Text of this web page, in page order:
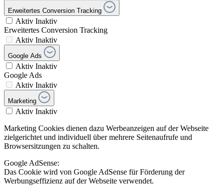
Erweitertes Conversion Tracking
Aktiv Inaktiv
Erweitertes Conversion Tracking
Aktiv Inaktiv
Google Ads
Aktiv Inaktiv
Google Ads
Aktiv Inaktiv
Marketing
Aktiv Inaktiv
Marketing Cookies dienen dazu Werbeanzeigen auf der Webseite
zielgerichtet und individuell über mehrere Seitenaufrufe und
Browsersitzungen zu schalten.
Google AdSense:
Das Cookie wird von Google AdSense für Förderung der
Werbungseffizienz auf der Webseite verwendet.